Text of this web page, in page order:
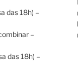
das 18h) –
–
das 18h) –